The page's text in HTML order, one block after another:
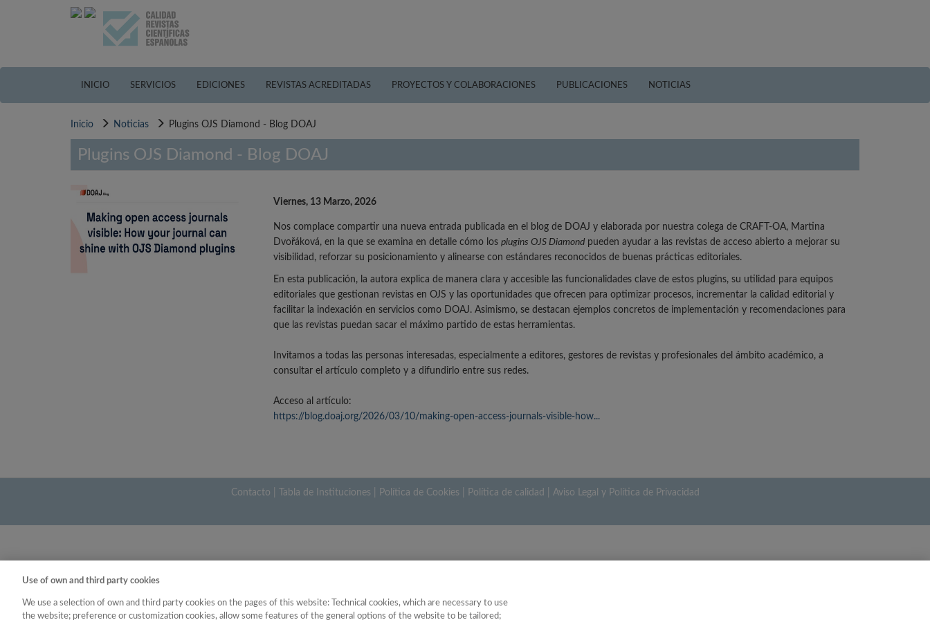
INICIO SERVICIOS EDICIONES REVISTAS ACREDITADAS PROYECTOS Y COLABORACIONES PUBLICACIONES NOTICIAS
Inicio Noticias Plugins OJS Diamond - Blog DOAJ
Plugins OJS Diamond - Blog DOAJ
Viernes, 13 Marzo, 2026
Nos complace compartir una nueva entrada publicada en el blog de DOAJ y elaborada por nuestra colega de CRAFT-OA, Martina
Dvořáková, en la que se examina en detalle cómo los plugins OJS Diamondpueden ayudar a las revistas de acceso abierto a mejorar su
visibilidad, reforzar su posicionamiento y alinearse con estándares reconocidos de buenas prácticas editoriales.
En esta publicación, la autora explica de manera clara y accesible las funcionalidades clave de estos plugins, su utilidad para equipos
editoriales que gestionan revistas en OJS y las oportunidades que ofrecen para optimizar procesos, incrementar la calidad editorial y
facilitar la indexación en servicios como DOAJ. Asimismo, se destacan ejemplos concretos de implementación y recomendaciones para
que las revistas puedan sacar el máximo partido de estas herramientas.
Invitamos a todas las personas interesadas, especialmente a editores, gestores de revistas y profesionales del ámbito académico, a
consultar el artículo completo y a difundirlo entre sus redes.
Acceso al artículo:
https://blog.doaj.org/2026/03/10/making-open-access-journals-visible-how...
Contacto Tabla de Instituciones Política de Cookies Política de calidad Aviso Legal y Política de Privacidad
Use of own and third party cookies
We use a selection of own and third party cookies on the pages of this website: Technical cookies, which are necessary to use
the website; preference or customization cookies, allow some features of the general options of the website to be tailored;